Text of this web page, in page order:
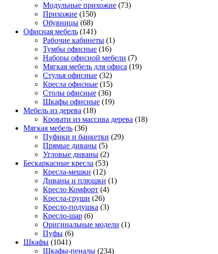
Модульные прихожие (73)
Прихожие (150)
Обувницы (68)
Офисная мебель (141)
Рабочие кабинеты (1)
Тумбы офисные (16)
Наборы офисной мебели (7)
Мягкая мебель для офиса (19)
Стулья офисные (32)
Кресла офисные (15)
Столы офисные (36)
Шкафы офисные (19)
Мебель из дерева (18)
Кровати из массива дерева (18)
Мягкая мебель (36)
Пуфики и банкетки (29)
Прямые диваны (5)
Угловые диваны (2)
Бескаркасные кресла (53)
Кресла-мешки (12)
Диваны и плюшки (1)
Кресло Комфорт (4)
Кресла-груши (26)
Кресло-подушка (3)
Кресло-шар (6)
Оригинальные модели (1)
Пуфы (6)
Шкафы (1041)
Шкафы-пеналы (234)